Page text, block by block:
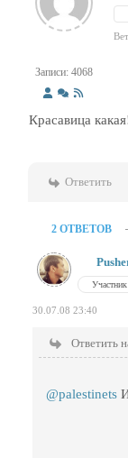
Записи: 4068
Красавица
Ответить
2 ОТВЕТОВ
Участник
30.07.08 23:40
Ответить
@palestinets